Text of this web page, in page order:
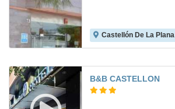
Castellón De La Plana
B&B CASTELLON